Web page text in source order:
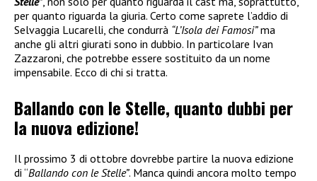
per quanto riguarda la giuria. Certo come saprete l’addio di
Selvaggia Lucarelli, che condurrà “L’Isola dei Famosi”ma
anche gli altri giurati sono in dubbio. In particolare Ivan
Zazzaroni, che potrebbe essere sostituito da un nome
impensabile. Ecco di chi si tratta.
Ballando con le Stelle, quanto dubbi per
la nuova edizione!
Il prossimo 3 di ottobre dovrebbe partire la nuova edizione
di “Ballando con le Stelle”. Manca quindi ancora molto tempo